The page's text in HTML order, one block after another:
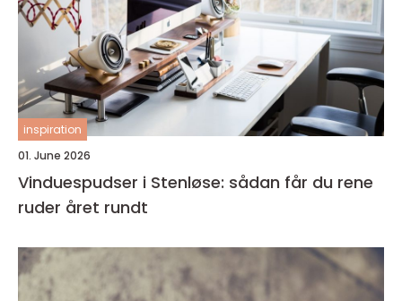
inspiration
01. June 2026
Vinduespudser i Stenløse: sådan får du rene
ruder året rundt